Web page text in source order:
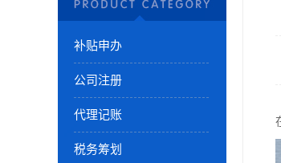
补贴申办
公司注册
代理记账
税务筹划